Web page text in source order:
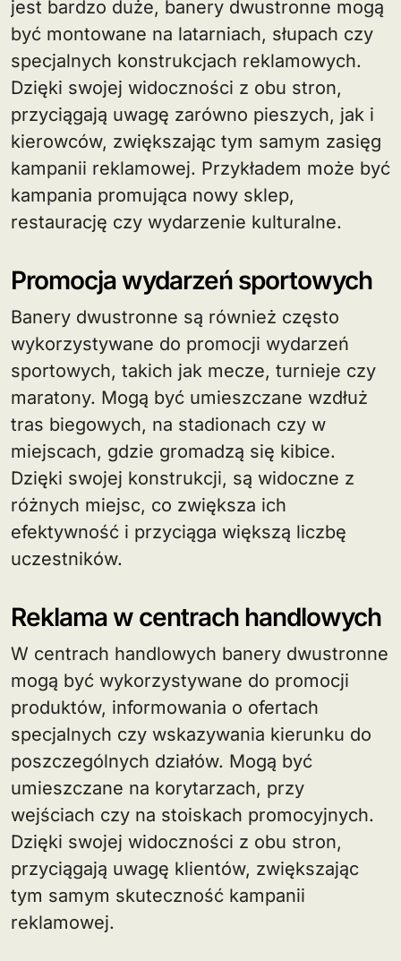
jest bardzo duże, banery dwustronne mogą
być montowane na latarniach, słupach czy
specjalnych konstrukcjach reklamowych.
Dzięki swojej widoczności z obu stron,
przyciągają uwagę zarówno pieszych, jak i
kierowców, zwiększając tym samym zasięg
kampanii reklamowej. Przykładem może być
kampania promująca nowy sklep,
restaurację czy wydarzenie kulturalne.
Promocja wydarzeń sportowych
Banery dwustronne są również często
wykorzystywane do promocji wydarzeń
sportowych, takich jak mecze, turnieje czy
maratony. Mogą być umieszczane wzdłuż
tras biegowych, na stadionach czy w
miejscach, gdzie gromadzą się kibice.
Dzięki swojej konstrukcji, są widoczne z
różnych miejsc, co zwiększa ich
efektywność i przyciąga większą liczbę
uczestników.
Reklama w centrach handlowych
W centrach handlowych banery dwustronne
mogą być wykorzystywane do promocji
produktów, informowania o ofertach
specjalnych czy wskazywania kierunku do
poszczególnych działów. Mogą być
umieszczane na korytarzach, przy
wejściach czy na stoiskach promocyjnych.
Dzięki swojej widoczności z obu stron,
przyciągają uwagę klientów, zwiększając
tym samym skuteczność kampanii
reklamowej.